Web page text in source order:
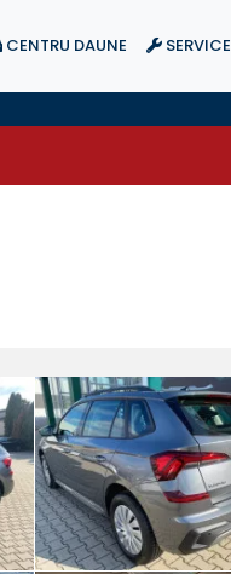
CENTRU DAUNE SERVICE